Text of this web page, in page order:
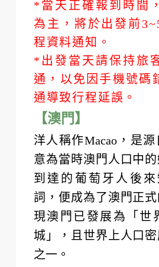
*當天正確報到時間
為主，將於出發前
程資料通知。
*出發當天請保持旅
通，以免因手機號碼
通導致行程延誤。
【澳門】
洋人稱作Macao，是源
意為當時澳門人口中
到達的葡萄牙人後來
詞，便成為了澳門正式
現澳門已發展為「世
城」，且世界上人口
之一。